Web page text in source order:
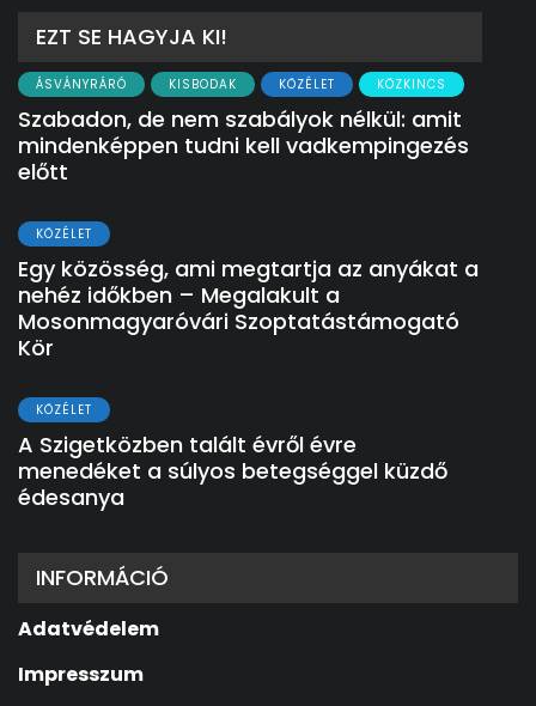
EZT SE HAGYJA KI!
ÁSVÁNYRÁRÓ KISBODAK KÖZÉLET KÖZKINCS
Szabadon, de nem szabályok nélkül: amit
mindenképpen tudni kell vadkempingezés
előtt
KÖZÉLET
Egy közösség, ami megtartja az anyákat a
nehéz időkben – Megalakult a
Mosonmagyaróvári Szoptatástámogató
Kör
KÖZÉLET
A Szigetközben talált évről évre
menedéket a súlyos betegséggel küzdő
édesanya
INFORMÁCIÓ
Adatvédelem
Impresszum